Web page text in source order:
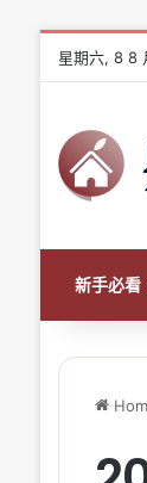
星期六, 8 8
新手必看